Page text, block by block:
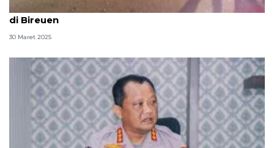
Ditlantas: Dua meninggal dunia dalam kecelakaan
di Bireuen
30 Maret 2025